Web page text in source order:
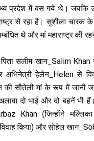
प्रदेश में बस गये थे। जबकि
से रहा है। सुशीला चारक
थे और मां महाराष्ट्र की
सलीम खान_Salim
अभ‍िनेत्री हेलेन_Helen से
की सौतेली मां के रूप में जानी
दो भाई और दो बहनें भी
Khan (जिन्होंने
किया) और सोहेल